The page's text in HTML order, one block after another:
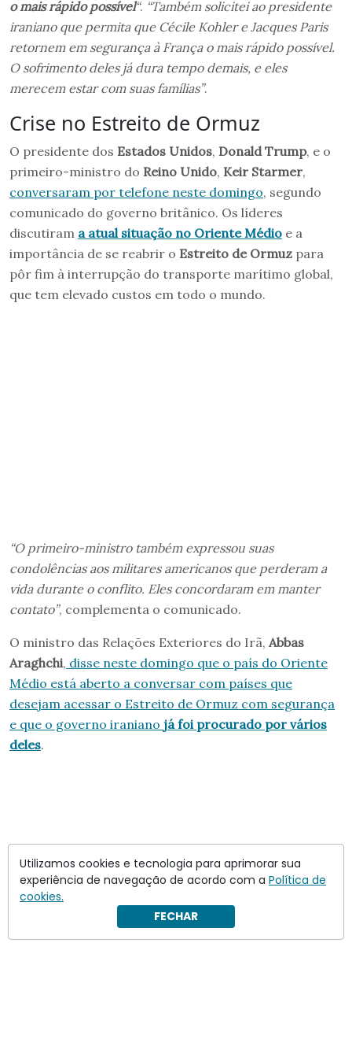
o mais rápido possível“. “Também solicitei ao presidente
iraniano que permita que Cécile Kohler e Jacques Paris
retornem em segurança à França o mais rápido possível.
O sofrimento deles já dura tempo demais, e eles
merecem estar com suas famílias”.
Crise no Estreito de Ormuz
O presidente dos Estados Unidos, Donald Trump, e o
primeiro-ministro do Reino Unido, Keir Starmer,
conversaram por telefone neste domingo, segundo
comunicado do governo britânico. Os líderes
discutiram a atual situação no Oriente Médio e a
importância de se reabrir o Estreito de Ormuz para
pôr fim à interrupção do transporte marítimo global,
que tem elevado custos em todo o mundo.
“O primeiro-ministro também expressou suas
condolências aos militares americanos que perderam a
vida durante o conflito. Eles concordaram em manter
contato”, complementa o comunicado.
O ministro das Relações Exteriores do Irã, Abbas
Araghchi, disse neste domingo que o país do Oriente
Médio está aberto a conversar com países que
desejam acessar o Estreito de Ormuz com segurança
e que o governo iraniano já foi procurado por vários
deles.
Utilizamos cookies e tecnologia para aprimorar sua
experiência de navegação de acordo com a Política de
cookies.
FECHAR